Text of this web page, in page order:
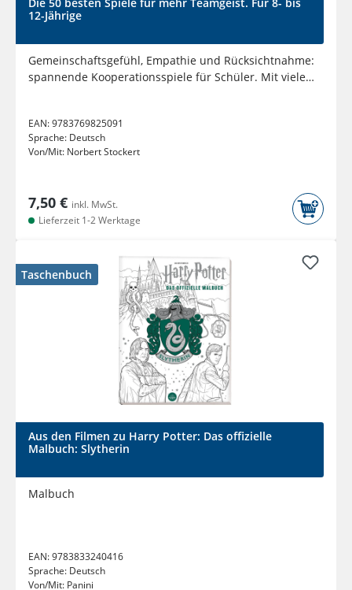
12-Jährige
Gemeinschaftsgefühl, Empathie und Rücksichtnahme:
spannende Kooperationsspiele für Schüler. Mit vielen
EAN:9783769825091
Sprache: Deutsch
Von/Mit: Norbert Stockert
7,50 € inkl. MwSt.
Lieferzeit 1-2 Werktage
Taschenbuch
Aus den Filmen zu Harry Potter: Das offizielle
Malbuch: Slytherin
Malbuch
EAN:9783833240416
Sprache: Deutsch
Von/Mit: Panini